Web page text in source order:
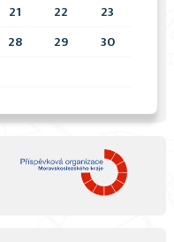
21 22
23
28 29
30